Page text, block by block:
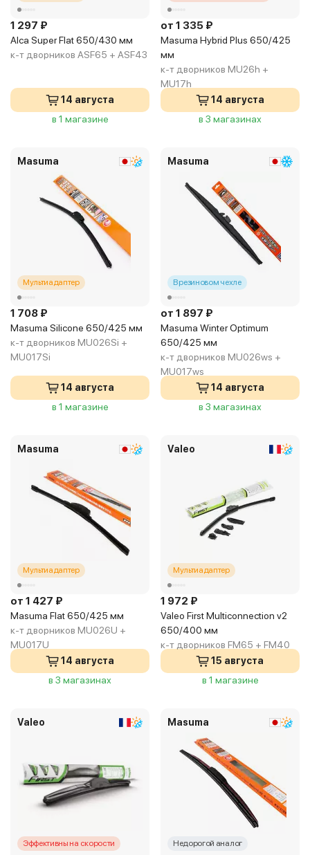
1 297 ₽
Alca Super Flat 650/430 мм
к-т дворников ASF65 + ASF43
14 августа
в 1 магазине
от 1 335 ₽
Masuma Hybrid Plus 650/425
мм
к-т дворников MU26h +
MU17h
14 августа
в 3 магазинах
Masuma
Мультиадаптер
1 708 ₽
Masuma Silicone 650/425 мм
к-т дворников MU026Si +
MU017Si
14 августа
в 1 магазине
Masuma
В резиновом чехле
от 1 897 ₽
Masuma Winter Optimum
650/425 мм
к-т дворников MU026ws +
MU017ws
14 августа
в 3 магазинах
Masuma
Мультиадаптер
от 1 427 ₽
Masuma Flat 650/425 мм
к-т дворников MU026U +
MU017U
14 августа
в 3 магазинах
Valeo
Мультиадаптер
1 972 ₽
Valeo First Multiconnection v2
650/400 мм
к-т дворников FM65 + FM40
15 августа
в 1 магазине
Valeo
Эффективны на скорости
Masuma
Недорогой аналог